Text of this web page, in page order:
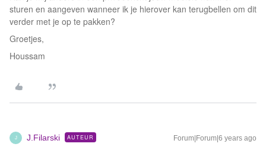
sturen en aangeven wanneer ik je hierover kan terugbellen om dit
verder met je op te pakken?
Groetjes,
Houssam
J J.Filarski AUTEUR Forum|Forum|6 years ago